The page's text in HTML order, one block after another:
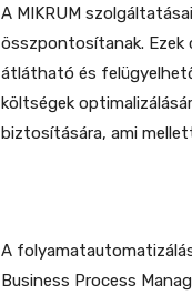
A MIKRUM
összpontosítanak. Ezek
átlátható és
költségek
biztosítására, ami
A
Business Process